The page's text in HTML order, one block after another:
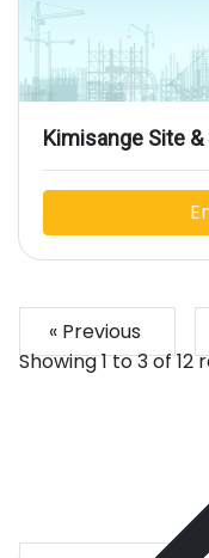
Kimisange Site
« Previous
Showing1to3of12